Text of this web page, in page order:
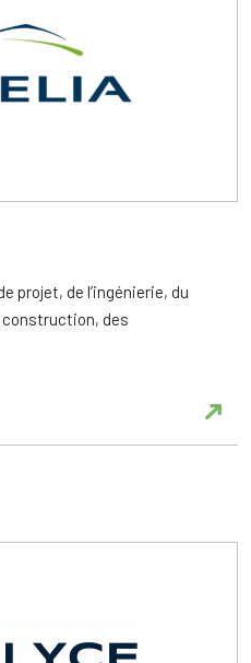
projet, de l’ingénierie, du
construction, des